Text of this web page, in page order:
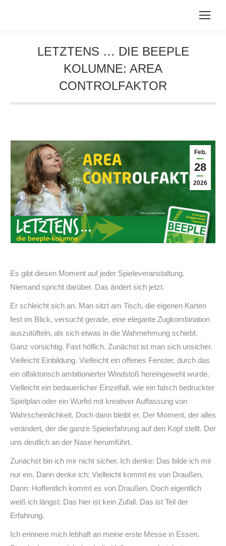
LETZTENS … DIE BEEPLE
KOLUMNE: AREA
CONTROLFAKTOR
Feb.
28
2026
Es gibt diesen Moment auf jeder Spieleveranstaltung.
Niemand spricht darüber. Das ändert sich jetzt.
Er schleicht sich an. Man sitzt am Tisch, die eigenen Karten
fest im Blick, versucht gerade, eine elegante Zugkombination
auszutüfteln, als sich etwas in die Wahrnehmung schiebt.
Ganz vorsichtig. Fast höflich. Zunächst ist man sich unsicher.
Vielleicht Einbildung. Vielleicht ein offenes Fenster, durch das
ein olfaktorisch ambitionierter Windstoß hereingeweht wurde.
Vielleicht ein bedauerlicher Einzelfall, wie ein falsch bedruckter
Spielplan oder ein Würfel mit kreativer Auffassung von
Wahrscheinlichkeit. Doch dann bleibt er. Der Moment, der alles
verändert, der die ganze Spielerfahrung auf den Kopf stellt. Der
uns deutlich an der Nase herumführt.
Zunächst bin ich mir nicht sicher. Ich denke: Das bilde ich mir
nur ein. Dann denke ich: Vielleicht kommt es von Draußen.
Dann: Hoffentlich kommt es von Draußen. Doch eigentlich
weiß ich längst: Das hier ist kein Zufall. Das ist Teil der
Erfahrung.
Ich erinnere mich lebhaft an meine erste Messe in Essen.